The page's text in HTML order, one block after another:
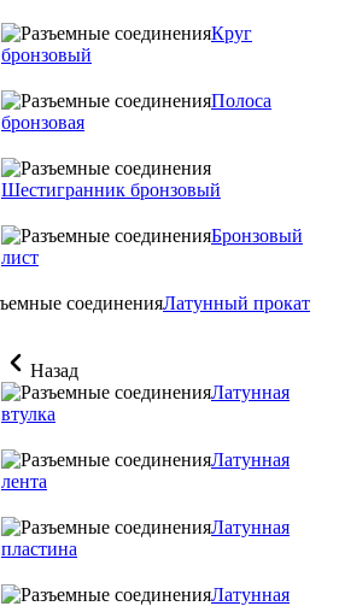
Круг
бронзовый
Полоса
бронзовая
Шестигранник бронзовый
Бронзовый
лист
Латунный прокат
Назад
Латунная
втулка
Латунная
лента
Латунная
пластина
Латунная